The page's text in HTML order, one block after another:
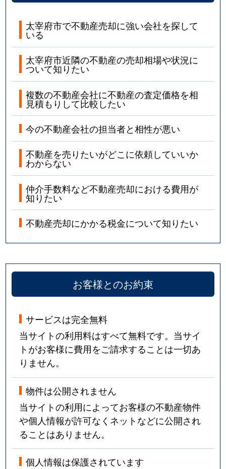
太宰府市で不動産売却に強い会社を探して
いる
太宰府市近隣の不動産の売却相場や状況に
ついて知りたい
複数の不動産会社に不動産の査定価格を相
見積もりして比較したい
今の不動産会社の担当者と相性が悪い
不動産を売りたいがどこに依頼していいか
わからない
仲介手数料など不動産売却における費用が
知りたい
不動産売却にかかる税金について知りたい
お客様とのお約束
サービスは完全無料
当サイトの利用料はすべて無料です。当サイ
トがお客様に費用をご請求することは一切あ
りません。
物件は公開されません
当サイトの利用によってお客様の不動産物件
や個人情報が許可なくネットなどに公開され
ることはありません。
個人情報は保護されています